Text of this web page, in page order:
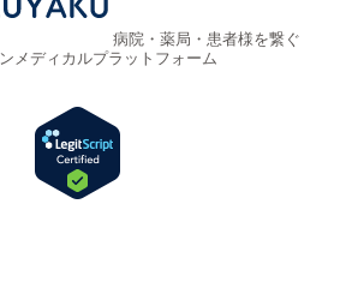
病院・薬局・患者様を繋ぐ
メディカルプラットフォーム